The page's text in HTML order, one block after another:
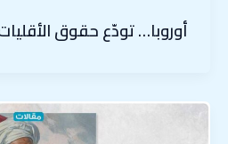
أوروبا… تودّع حقوق